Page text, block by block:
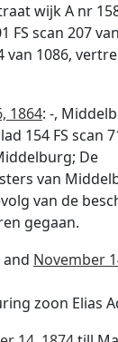
wijk A nr
FS scan 207
van 1086,
1864: -,
154 FS scan
De
van
van de
gegaan.
and November
zoon Elias